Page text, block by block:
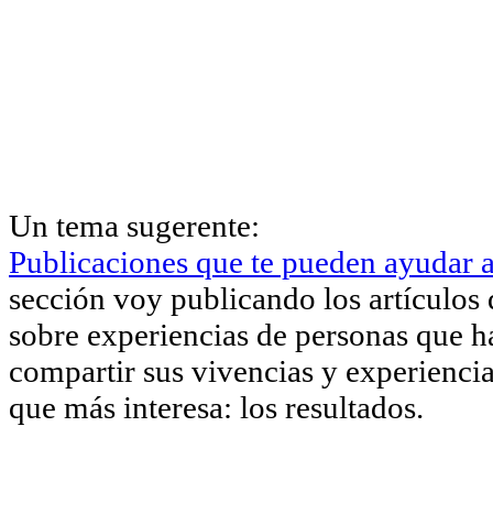
Un tema sugerente:
Publicaciones que te pueden ayudar
sección voy publicando los artículos
sobre experiencias de personas que
compartir sus vivencias y
que más interesa: los resultados.